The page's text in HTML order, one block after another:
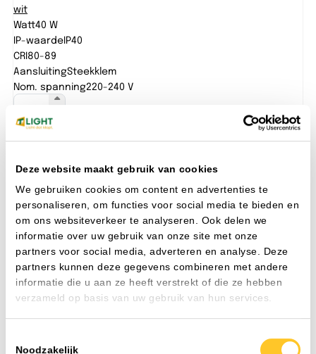
Deze website maakt gebruik van cookies
We gebruiken cookies om content en advertenties te
personaliseren, om functies voor social media te bieden en
om ons websiteverkeer te analyseren. Ook delen we
informatie over uw gebruik van onze site met onze
partners voor social media, adverteren en analyse. Deze
partners kunnen deze gegevens combineren met andere
informatie die u aan ze heeft verstrekt of die ze hebben
verzameld op basis van uw gebruik van hun services.
Noodzakelijk
wit
Watt40 W
IP-waardeIP40
CRI80-89
AansluitingSteekklem
Nom. spanning220-240 V
Toevoegen
FAQ
Veelgestelde vragen
Als installateur of projectleider wilt u doorwerken. Geen
gedoe met lange levertijden of onbereikbare helpdesks.
TLight begrijpt dat. Vanuit ons centraal gelegen
distributiecentrum in Heijen (Limburg), direct aan de A73
Bestellen doet u hoe het u uitkomt: snel via de webshop of